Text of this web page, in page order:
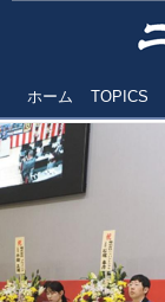
ホーム TOPICS